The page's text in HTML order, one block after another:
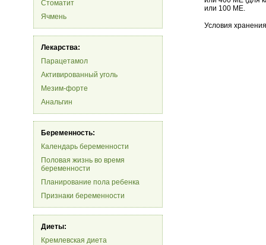
Стоматит
Ячмень
Лекарства:
Парацетамол
Активированный уголь
Мезим-форте
Анальгин
Беременность:
Календарь беременности
Половая жизнь во время
беременности
Планирование пола ребенка
Признаки беременности
Диеты:
Кремлевская диета
или 100 ME.
Условия